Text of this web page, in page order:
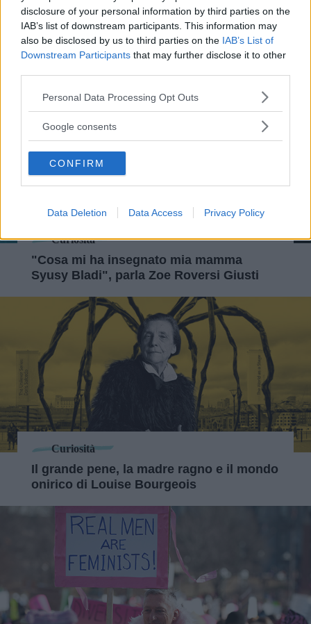
disclosure of your personal information by third parties on the
IAB’s list of downstream participants. This information may
also be disclosed by us to third parties on the IAB’s List of
Downstream Participants that may further disclose it to other
Please note that this website/app uses one or more Google
not limited to your visit or usage behaviour. You may click to
use your data for below specified purposes in below Google
consent section.
Personal Data Processing Opt Outs
Google consents
CONFIRM
Data Deletion Data Access Privacy Policy
Storie Di Donne
Per Carolee Schneemann che fece della
Curiosità
"Cosa mi ha insegnato mia mamma
Syusy Bladi", parla Zoe Roversi Giusti
Curiosità
Il grande pene, la madre ragno e il mondo
onirico di Louise Bourgeois